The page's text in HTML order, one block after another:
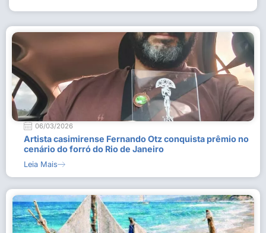
06/03/2026
Artista casimirense Fernando Otz conquista prêmio no
cenário do forró do Rio de Janeiro
Leia Mais